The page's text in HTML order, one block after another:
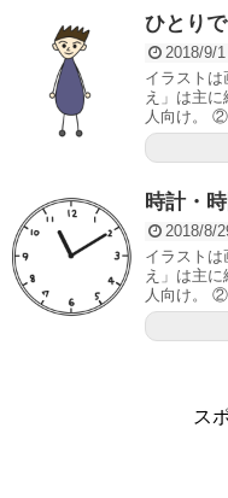
ひとりで
2018/9/1
イラスト
え」は主
人向け。 ②
時計・
2018/8/
イラスト
え」は主
人向け。 ②
ス